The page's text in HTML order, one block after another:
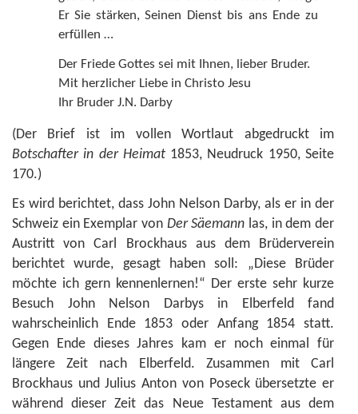
Er Sie stärken, Seinen Dienst bis ans Ende zu
erfüllen …
Der Friede Gottes sei mit Ihnen, lieber Bruder.
Mit herzlicher Liebe in Christo Jesu
Ihr Bruder J.N. Darby
(Der Brief ist im vollen Wortlaut abgedruckt im
Botschafter in der Heimat1853, Neudruck 1950, Seite
170.)
Es wird berichtet, dass John Nelson Darby, als er in der
Schweiz ein Exemplar von Der Säemann las, in dem der
Austritt von Carl Brockhaus aus dem Brüderverein
berichtet wurde, gesagt haben soll: „Diese Brüder
möchte ich gern kennenlernen!“ Der erste sehr kurze
Besuch John Nelson Darbys in Elberfeld fand
wahrscheinlich Ende 1853 oder Anfang 1854 statt.
Gegen Ende dieses Jahres kam er noch einmal für
längere Zeit nach Elberfeld. Zusammen mit Carl
Brockhaus und Julius Anton von Poseck übersetzte er
während dieser Zeit das Neue Testament aus dem